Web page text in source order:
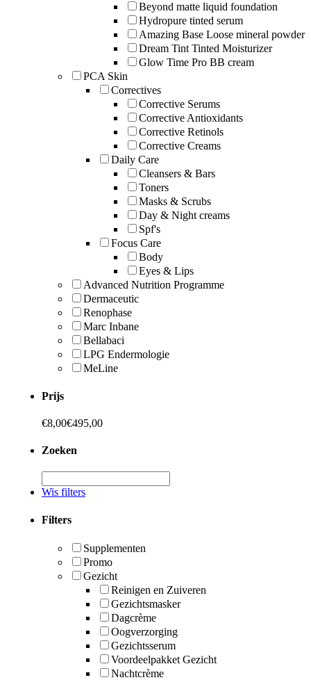
Beyond matte liquid foundation
Hydropure tinted serum
Amazing Base Loose mineral powder
Dream Tint Tinted Moisturizer
Glow Time Pro BB cream
PCA Skin
Correctives
Corrective Serums
Corrective Antioxidants
Corrective Retinols
Corrective Creams
Daily Care
Cleansers & Bars
Toners
Masks & Scrubs
Day & Night creams
Spf's
Focus Care
Body
Eyes & Lips
Advanced Nutrition Programme
Dermaceutic
Renophase
Marc Inbane
Bellabaci
LPG Endermologie
MeLine
Prijs
€8,00€495,00
Zoeken
Wis filters
Filters
Supplementen
Promo
Gezicht
Reinigen en Zuiveren
Gezichtsmasker
Dagcrème
Oogverzorging
Gezichtsserum
Voordeelpakket Gezicht
Nachtcrème